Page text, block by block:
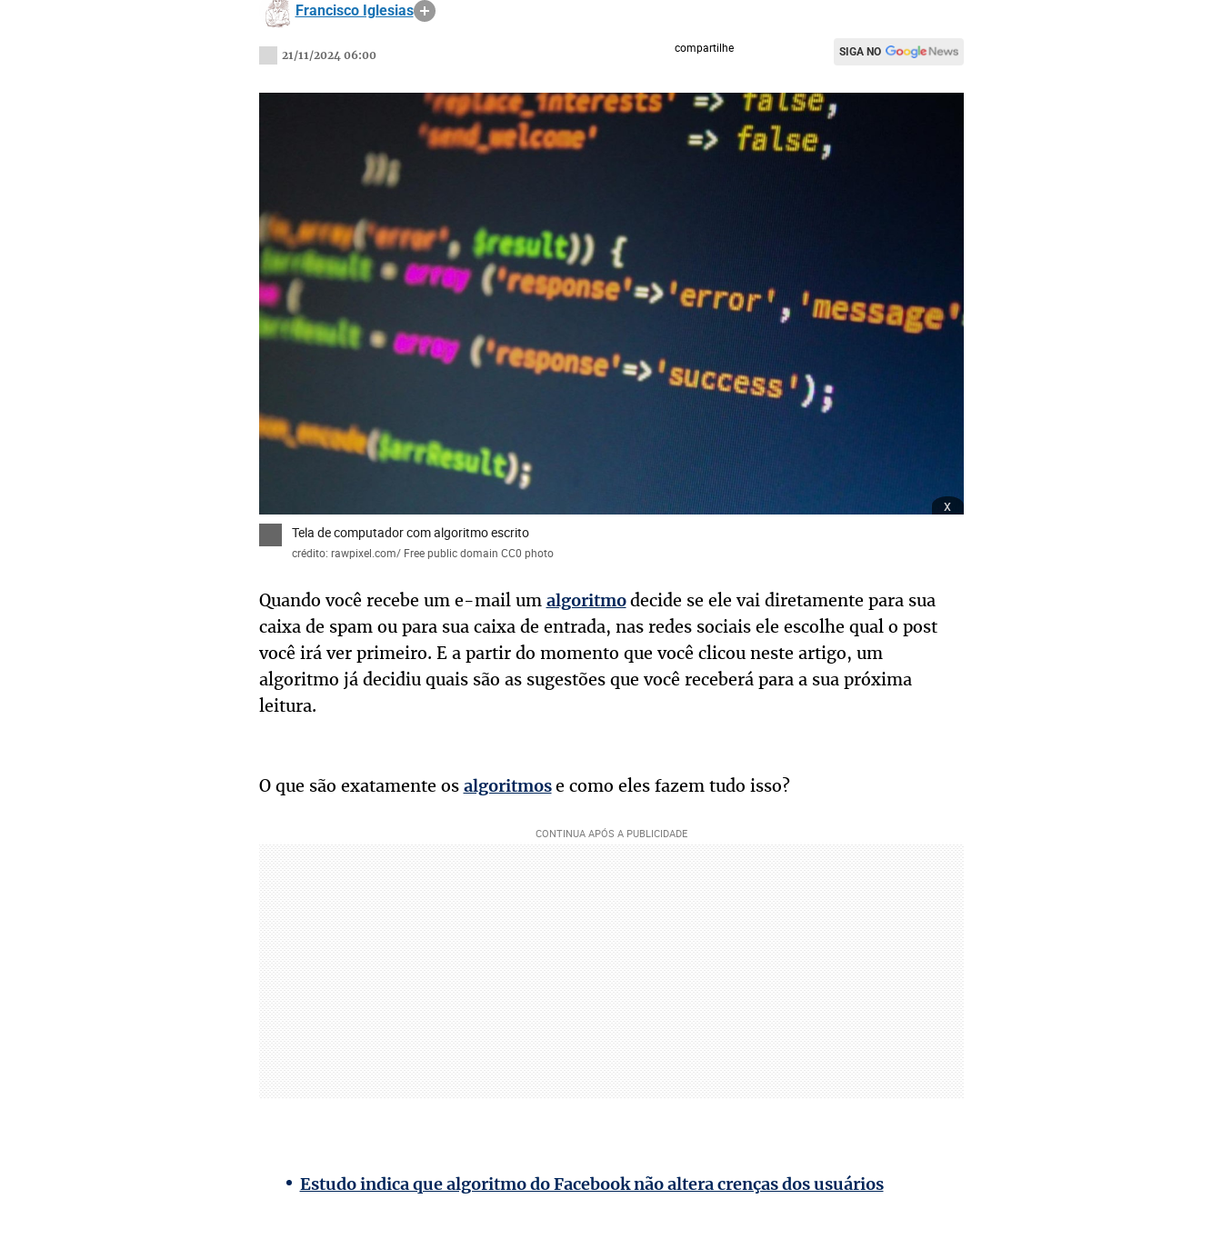
Francisco Iglesias
21/11/2024 06:00
compartilhe SIGA NO
x
Tela de computador com algoritmo escrito
crédito: rawpixel.com/ Free public domain CC0 photo
Quando você recebe um e-mail um algoritmodecide se ele vai diretamente para sua
caixa de spam ou para sua caixa de entrada, nas redes sociais ele escolhe qual o post
você irá ver primeiro. E a partir do momento que você clicou neste artigo, um
algoritmo já decidiu quais são as sugestões que você receberá para a sua próxima
leitura.
O que são exatamente os algoritmose como eles fazem tudo isso?
Estudo indica que algoritmo do Facebook não altera crenças dos usuários